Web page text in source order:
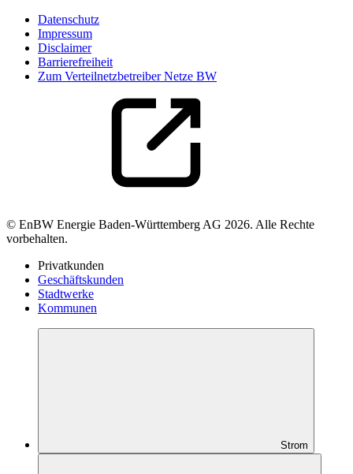
Datenschutz
Impressum
Disclaimer
Barrierefreiheit
Zum Verteilnetzbetreiber Netze BW
© EnBW Energie Baden-Württemberg AG 2026. Alle Rechte
vorbehalten.
Privatkunden
Geschäftskunden
Stadtwerke
Kommunen
Strom